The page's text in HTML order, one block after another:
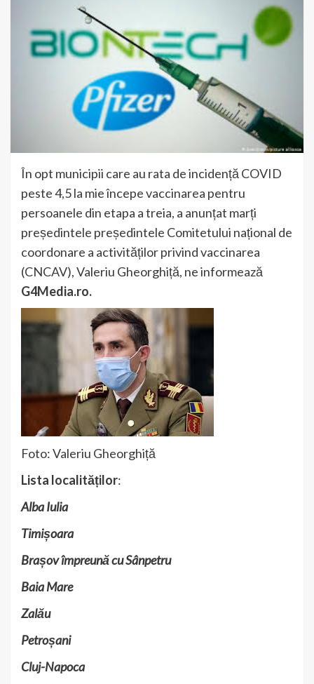
În opt municipii care au rata de incidență COVID
peste 4,5 la mie începe vaccinarea pentru
persoanele din etapa a treia, a anunțat marți
președintele președintele Comitetului național de
coordonare a activităților privind vaccinarea
(CNCAV), Valeriu Gheorghiță, ne informează
G4Media.ro.
Foto: Valeriu Gheorghiță
Lista localităților:
Alba Iulia
Timișoara
Brașov împreună cu Sânpetru
Baia Mare
Zalău
Petroșani
Cluj-Napoca